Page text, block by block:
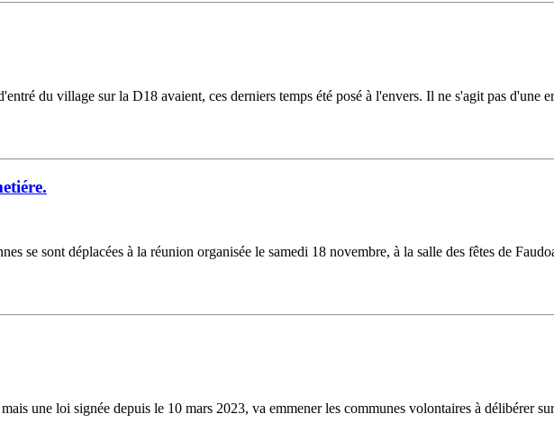
du village sur la D18 avaient, ces derniers temps été posé à l'envers. Il ne s'agit pas d'une
se sont déplacées à la réunion organisée le samedi 18 novembre, à la salle des fêtes de
une loi signée depuis le 10 mars 2023, va emmener les communes volontaires à délibérer